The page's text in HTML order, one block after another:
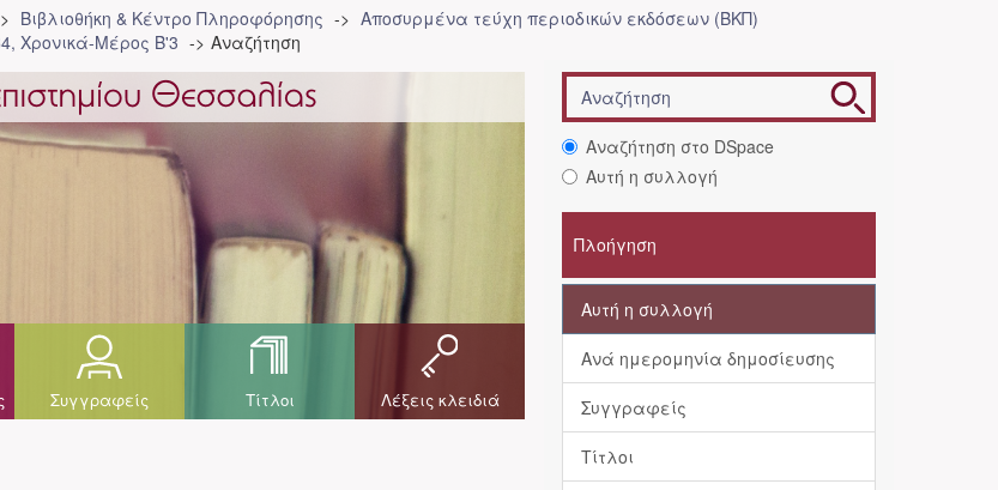
Βιβλιοθήκη & Κέντρο Πληροφόρησης
Αποσυρμένα τεύχη περιοδικών εκδόσεων (ΒΚΠ)
Χρονικά-Μέρος Β'3 Αναζήτηση
Συγγραφείς Τίτλοι Λέξεις κλειδιά
Αναζήτηση στο DSpace
Αυτή η συλλογή
Πλοήγηση
Αυτή η συλλογή
Ανά ημερομηνία δημοσίευσης
Συγγραφείς
Τίτλοι